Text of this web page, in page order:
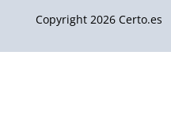
Copyright 2026 Certo.es